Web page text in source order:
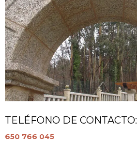
TELÉFONO DE CONTACTO:
650 766 045